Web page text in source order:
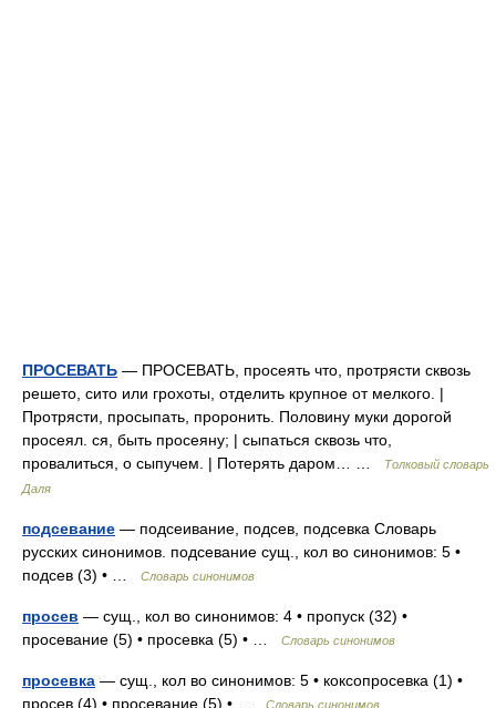
ПРОСЕВАТЬ — ПРОСЕВАТЬ, просеять что, протрясти сквозь
решето, сито или грохоты, отделить крупное от мелкого. |
Протрясти, просыпать, проронить. Половину муки дорогой
просеял. ся, быть просеяну; | сыпаться сквозь что,
провалиться, о сыпучем. | Потерять даром… …
Толковый словарь
Даля
подсевание — подсеивание, подсев, подсевка Словарь
русских синонимов. подсевание сущ., кол во синонимов: 5 •
подсев (3) • …
Словарь синонимов
просев — сущ., кол во синонимов: 4 • пропуск (32) •
просевание (5) • просевка (5) • …
Словарь синонимов
просевка — сущ., кол во синонимов: 5 • коксопросевка (1) •
просев (4) • просевание (5) • …
Словарь синонимов